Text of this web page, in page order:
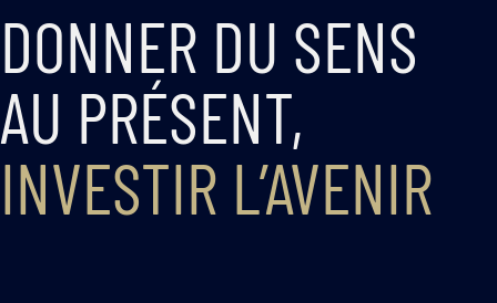
DONNER DU SENS
AU PRÉSENT,
INVESTIR L’AVENIR